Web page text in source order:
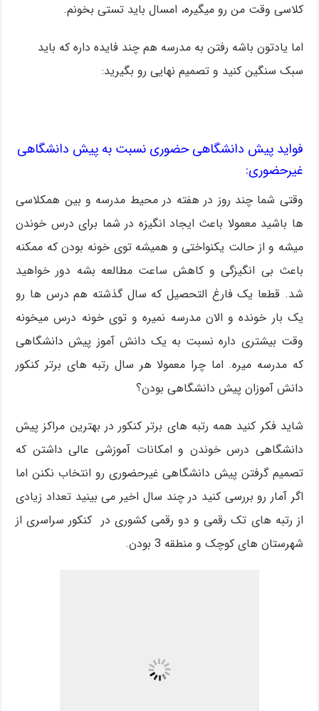
کلاسی وقت من رو میگیره، امسال باید تستی بخونم.
اما یادتون باشه رفتن به مدرسه هم چند فایده داره که باید
سبک سنگین کنید و تصمیم نهایی رو بگیرید:
فواید پیش دانشگاهی حضوری نسبت به پیش دانشگاهی
غیرحضوری:
وقتی شما چند روز در هفته در محیط مدرسه و بین همکلاسی
ها باشید معمولا باعث ایجاد انگیزه در شما برای درس خوندن
میشه و از حالت یکنواختی و همیشه توی خونه بودن که ممکنه
باعث بی انگیزگی و کاهش ساعت مطالعه بشه دور خواهید
شد. قطعا یک فارغ التحصیل که سال گذشته هم درس ها رو
یک بار خونده و الان مدرسه نمیره و توی خونه درس میخونه
وقت بیشتری داره نسبت به یک دانش آموز پیش دانشگاهی
که مدرسه میره. اما چرا معمولا هر سال رتبه های برتر کنکور
دانش آموزان پیش دانشگاهی بودن؟
شاید فکر کنید همه رتبه های برتر کنکور در بهترین مراکز پیش
دانشگاهی درس خوندن و امکانات آموزشی عالی داشتن که
تصمیم گرفتن پیش دانشگاهی غیرحضوری رو انتخاب نکنن اما
اگر آمار رو بررسی کنید در چند سال اخیر می بینید تعداد زیادی
از رتبه های تک رقمی و دو رقمی کشوری در کنکور سراسری از
شهرستان های کوچک و منطقه 3 بودن.